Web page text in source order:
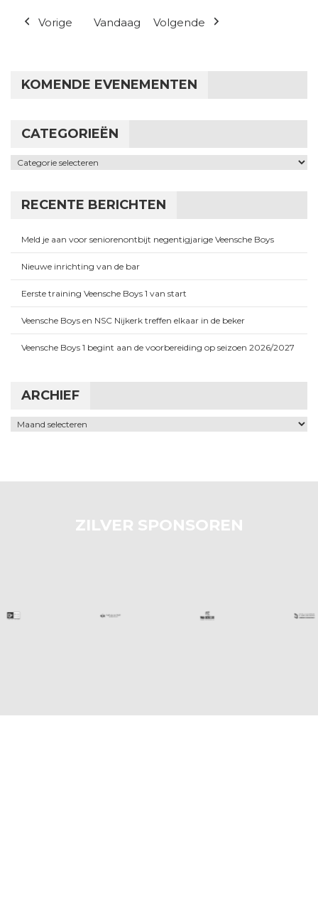
Vorige Vandaag Volgende
KOMENDE EVENEMENTEN
CATEGORIEËN
Categorieën
RECENTE BERICHTEN
Meld je aan voor seniorenontbijt negentigjarige Veensche Boys
Nieuwe inrichting van de bar
Eerste training Veensche Boys 1 van start
Veensche Boys en NSC Nijkerk treffen elkaar in de beker
Veensche Boys 1 begint aan de voorbereiding op seizoen 2026/2027
ARCHIEF
Archief
ZILVER SPONSOREN